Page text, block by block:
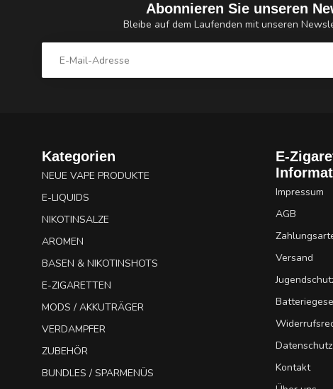
Abonnieren Sie unseren
Bleibe auf dem Laufenden mit unseren
Kategorien
NEUE VAPE PRODUKTE
E-LIQUIDS
NIKOTINSALZE
AROMEN
BASEN & NIKOTINSHOTS
E-ZIGARETTEN
MODS / AKKUTRÄGER
VERDAMPFER
ZUBEHÖR
BUNDLES / SPARMENÜS
E-
Impressum
AGB
Versand
Datenschutz
Kontakt